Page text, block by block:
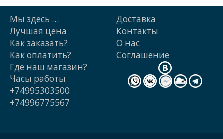
Мы здесь …
Лучшая цена
Как заказать?
Как оплатить?
Доставка
Контакты
О нас
Cоглашение
Где наш магазин?
Часы работы
+74995303500
+74996775567